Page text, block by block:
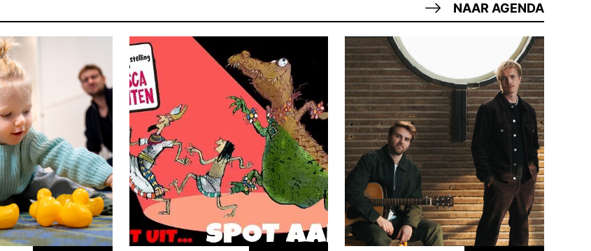
NAAR AGENDA